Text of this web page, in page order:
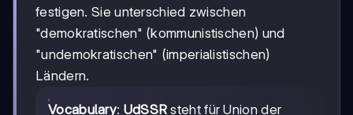
festigen. Sie unterschied zwischen
"demokratischen" (kommunistischen) und
"undemokratischen" (imperialistischen)
Ländern.
Vocabulary: UdSSR steht für Union der